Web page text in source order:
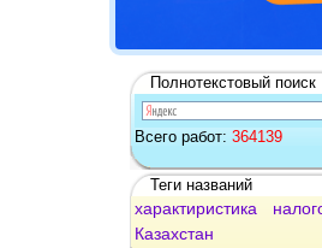
Полнотекстовый поиск
Всего работ: 364139
Теги названий
характиристика
Казахстан